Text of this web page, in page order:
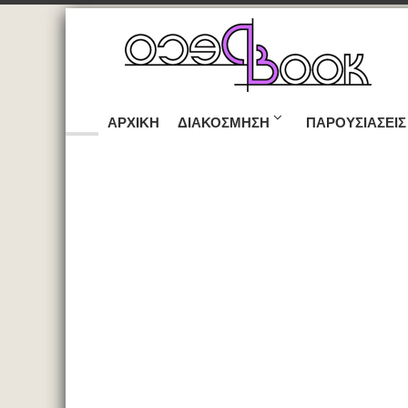
ΑΡΧΙΚΉ ΔΙΑΚΌΣΜΗΣΗ ΠΑΡΟΥΣΙΆΣΕΙΣ